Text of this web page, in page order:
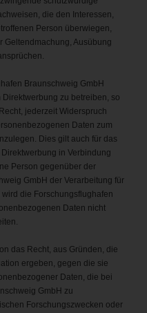
die den Interessen,
Person überwiegen,
Geltendmachung, Ausübung
Braunschweig GmbH
zu betreiben, so
jederzeit Widerspruch
Daten zum
Dies gilt auch für das
in Verbindung
Person gegenüber der
GmbH der Verarbeitung für
die Forschungsflughafen
Daten nicht
das Recht, aus Gründen, die
ergeben, gegen die sie
Daten, die bei
GmbH zu
Forschungszwecken oder